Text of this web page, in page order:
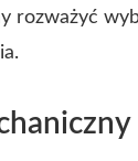
rozważyć